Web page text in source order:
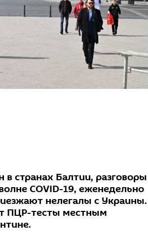
странах Балтии, разговоры
COVID-19, еженедельно
нелегалы с Украины.
ПЦР-тесты местным